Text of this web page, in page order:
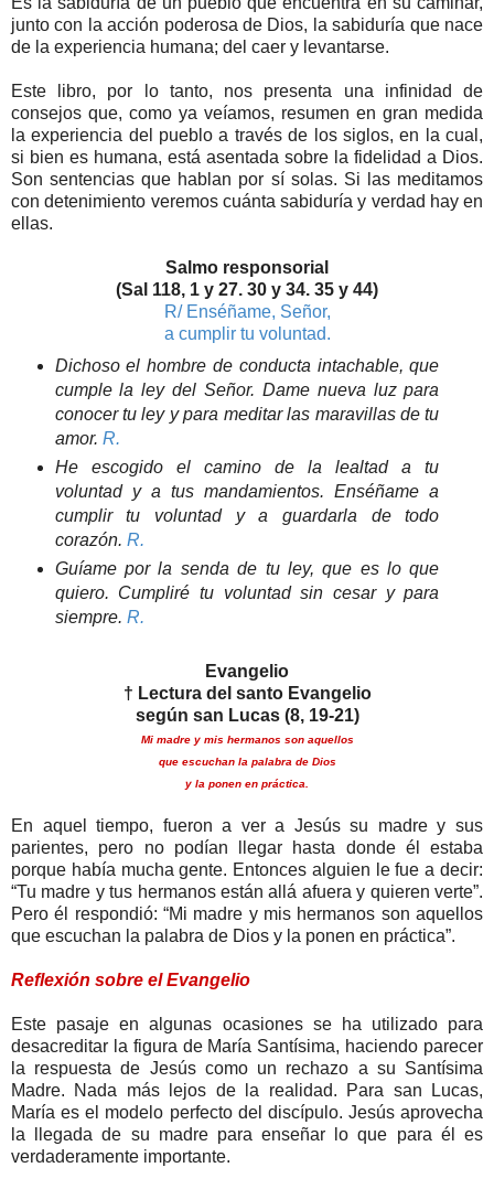
junto con la acción poderosa de Dios, la sabiduría que nace
de la experiencia humana; del caer y levantarse.
Este libro, por lo tanto, nos presenta una infinidad de
consejos que, como ya veíamos, resumen en gran medida
la experiencia del pueblo a través de los siglos, en la cual,
si bien es humana, está asentada sobre la fidelidad a Dios.
Son sentencias que hablan por sí solas. Si las meditamos
con detenimiento veremos cuánta sabiduría y verdad hay en
ellas.
Salmo responsorial
(Sal 118, 1 y 27. 30 y 34. 35 y 44)
R/ Enséñame, Señor,
a cumplir tu voluntad.
Dichoso el hombre de conducta intachable, que
cumple la ley del Señor. Dame nueva luz para
conocer tu ley y para meditar las maravillas de tu
amor. R.
He escogido el camino de la lealtad a tu
voluntad y a tus mandamientos. Enséñame a
cumplir tu voluntad y a guardarla de todo
corazón. R.
Guíame por la senda de tu ley, que es lo que
quiero. Cumpliré tu voluntad sin cesar y para
siempre. R.
Evangelio
† Lectura del santo Evangelio
según san Lucas (8, 19-21)
Mi madre y mis hermanos son aquellos
que escuchan la palabra de Dios
y la ponen en práctica.
En aquel tiempo, fueron a ver a Jesús su madre y sus
parientes, pero no podían llegar hasta donde él estaba
porque había mucha gente. Entonces alguien le fue a decir:
“Tu madre y tus hermanos están allá afuera y quieren verte”.
Pero él respondió: “Mi madre y mis hermanos son aquellos
que escuchan la palabra de Dios y la ponen en práctica”.
Reflexión sobre el Evangelio
Este pasaje en algunas ocasiones se ha utilizado para
desacreditar la figura de María Santísima, haciendo parecer
la respuesta de Jesús como un rechazo a su Santísima
Madre. Nada más lejos de la realidad. Para san Lucas,
María es el modelo perfecto del discípulo. Jesús aprovecha
la llegada de su madre para enseñar lo que para él es
verdaderamente importante.